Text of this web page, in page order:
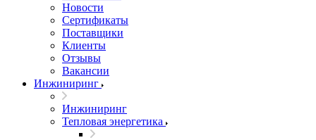
Новости
Сертификаты
Поставщики
Клиенты
Отзывы
Вакансии
Инжиниринг
Инжиниринг
Тепловая энергетика